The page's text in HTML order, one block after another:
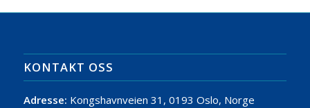
KONTAKT OSS
Adresse: Kongshavnveien 31, 0193 Oslo, Norge